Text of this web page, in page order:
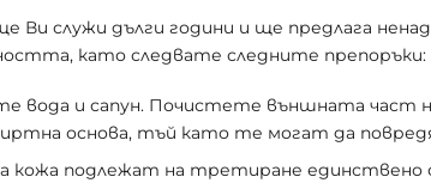
Ви служи дълги години и ще предлага
като следвате следните препоръки:
вода и сапун. Почистете външната част
основа, тъй като те могат да
подлежат на третиране единствено